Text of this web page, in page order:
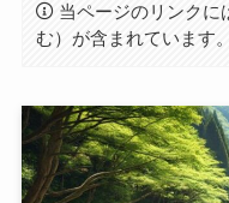
当ページのリンクに
む）が含まれています。